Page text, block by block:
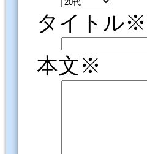
タイトル※
本文※